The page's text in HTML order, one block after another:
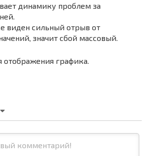
динамику проблем за
виден сильный отрыв от
значит сбой массовый.
отображения графика.